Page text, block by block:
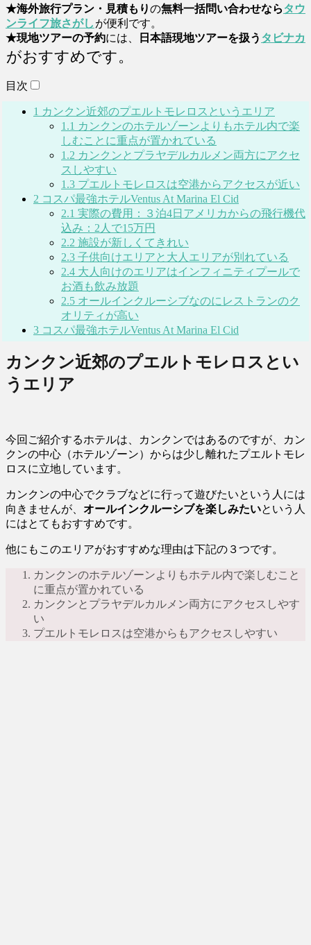
★海外旅行プラン・見積もりの無料一括問い合わせならタウ
ンライフ旅さがし が便利です。
★現地ツアーの予約には、 日本語現地ツアーを扱う タビナカ
がおすすめです。
目次
1 カンクン近郊のプエルトモレロスというエリア
1.1 カンクンのホテルゾーンよりもホテル内で楽
しむことに重点が置かれている
1.2 カンクンとプラヤデルカルメン両方にアクセ
スしやすい
1.3 プエルトモレロスは空港からアクセスが近い
2 コスパ最強ホテルVentus At Marina El Cid
2.1 実際の費用：３泊4日アメリカからの飛行機代
込み：2人で15万円
2.2 施設が新しくてきれい
2.3 子供向けエリアと大人エリアが別れている
2.4 大人向けのエリアはインフィニティプールで
お酒も飲み放題
2.5 オールインクルーシブなのにレストランのク
オリティが高い
3 コスパ最強ホテルVentus At Marina El Cid
カンクン近郊のプエルトモレロスとい
うエリア
今回ご紹介するホテルは、カンクンではあるのですが、カン
クンの中心（ホテルゾーン）からは少し離れたプエルトモレ
ロスに立地しています。
カンクンの中心でクラブなどに行って遊びたいという人には
向きませんが、 オールインクルーシブを楽しみたいという人
にはとてもおすすめです。
他にもこのエリアがおすすめな理由は下記の３つです。
カンクンのホテルゾーンよりもホテル内で楽しむこと
に重点が置かれている
カンクンとプラヤデルカルメン両方にアクセスしやす
い
プエルトモレロスは空港からもアクセスしやすい